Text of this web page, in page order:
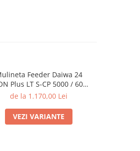
Feeder Daiwa 24
Plus LT S-CP 5000 / 6000
| Daiwa
de la 1.170,00 Lei
VEZI VARIANTE